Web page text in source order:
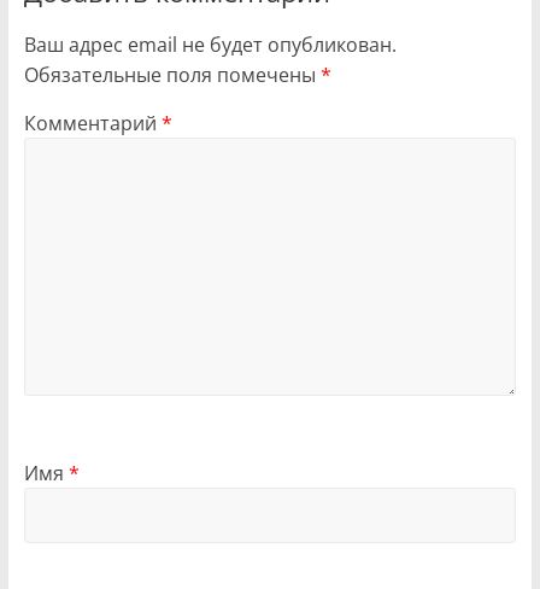
Ваш адрес email не будет опубликован.
Обязательные поля помечены *
Комментарий *
Имя *